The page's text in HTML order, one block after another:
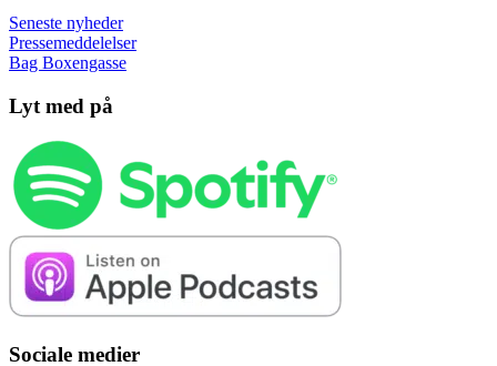
Seneste nyheder
Pressemeddelelser
Bag Boxengasse
Lyt med på
Sociale medier